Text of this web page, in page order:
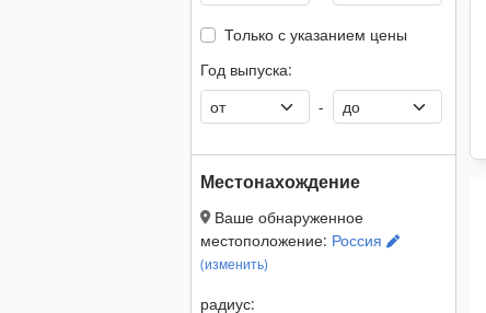
Только с указанием цены
Год выпуска:
-
Местонахождение
Ваше обнаруженное
местоположение: Россия
(изменить)
радиус: